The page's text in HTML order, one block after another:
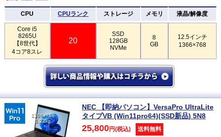
CPU CPUランク ストレージ メモリ 液晶/解像度
Core i5
8265U
【8世代】
4コア8スレ
20
SSD
128GB
NVMe
8
GB
12.5インチ
1366×768
1366×768
1.23kg
NEC 【即納パソコン】VersaPro UltraLite
タイプVB (Win11pro64)(SSD新品) 5N8
25,800円(税込) 送料無料